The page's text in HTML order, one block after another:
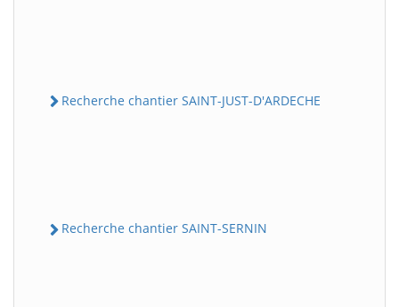
Recherche chantier SAINT-JUST-D'ARDECHE
Recherche chantier SAINT-SERNIN